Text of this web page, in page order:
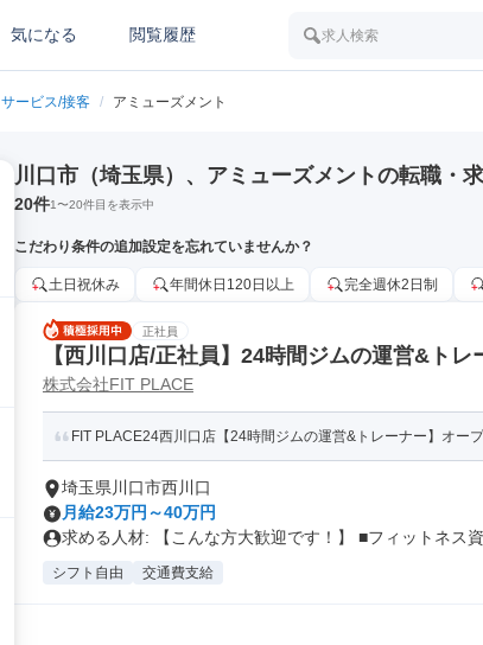
気になる 閲覧履歴 求人検索
サービス/接客 / アミューズメント
川口市（埼玉県）、アミューズメントの転職・
20件1〜20件目を表示中
こだわり条件の追加設定を忘れていませんか？
土日祝休み 年間休日120日以上 完全週休2日制
正社員
【西川口店/正社員】24時間ジムの運営&トレ
株式会社FIT PLACE
FIT PLACE24西川口店【24時間ジムの運営&トレーナー】オー
埼玉県川口市西川口
月給23万円～40万円
求める人材: 【こんな方大歓迎です！】 ■フィットネス資
シフト自由 交通費支給